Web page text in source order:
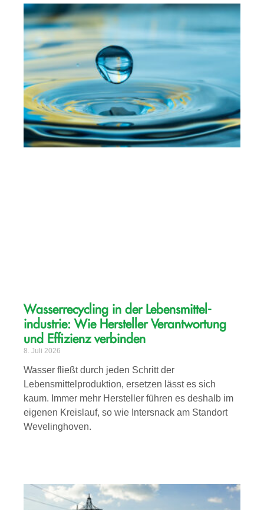
Wasserrecycling in der Lebensmittel­­
industrie: Wie Hersteller Verantwortung
und Effizienz verbinden
8. Juli 2026
Wasser fließt durch jeden Schritt der
Lebensmittelproduktion, ersetzen lässt es sich
kaum. Immer mehr Hersteller führen es deshalb im
eigenen Kreislauf, so wie Intersnack am Standort
Wevelinghoven.